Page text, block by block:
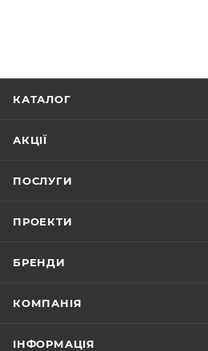
КАТАЛОГ
АКЦІЇ
ПОСЛУГИ
ПРОЕКТИ
БРЕНДИ
КОМПАНІЯ
ІНФОРМАЦІЯ